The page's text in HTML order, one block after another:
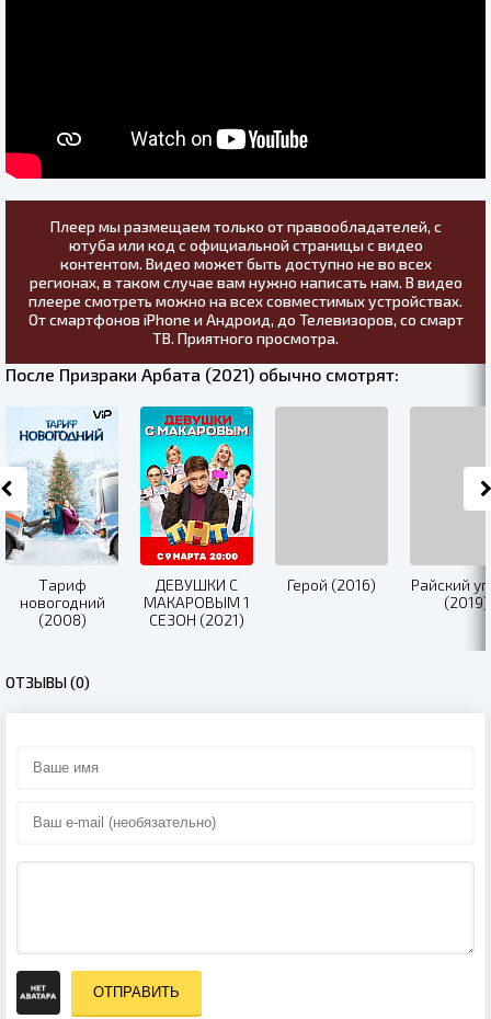
Плеер мы размещаем только от правообладателей, с
ютуба или код с официальной страницы с видео
контентом. Видео может быть доступно не во всех
регионах, в таком случае вам нужно написать нам. В видео
плеере смотреть можно на всех совместимых устройствах.
От смартфонов iPhone и Андроид, до Телевизоров, со смарт
ТВ. Приятного просмотра.
После Призраки Арбата (2021) обычно смотрят:
Тариф
новогодний
(2008)
ДЕВУШКИ С
МАКАРОВЫМ 1
СЕЗОН (2021)
Герой (2016)
Райский
(2019)
ОТЗЫВЫ (0)
ОТПРАВИТЬ